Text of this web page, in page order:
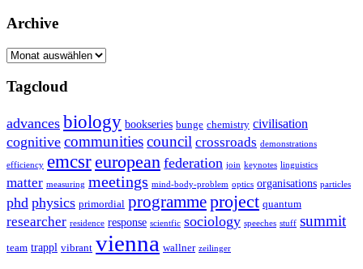
Archive
Archive
Tagcloud
advances biology bookseries bunge chemistry civilisation
cognitive communitiescouncil crossroads demonstrations
efficiency emcsreuropean federation join keynotes linguistics
matter measuring meetings mind-body-problem optics organisations particles
phd physics primordial programmeproject quantum
researcher residence response scientfic sociology speeches stuff summit
team trappl vibrant vienna wallner zeilinger